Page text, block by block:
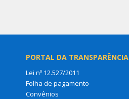
PORTAL DA TRANSPARÊNCIA
Lei nº 12.527/2011
Folha de pagamento
Convênios